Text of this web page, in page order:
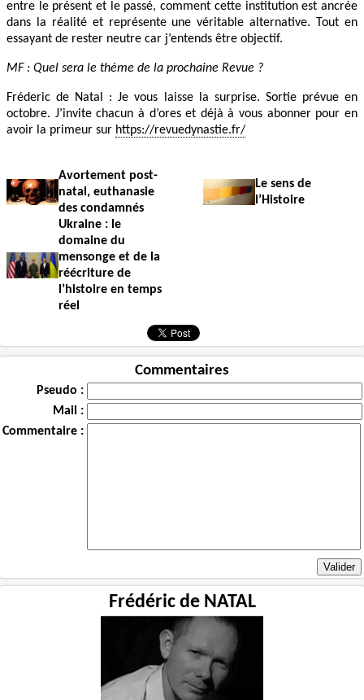
entre le présent et le passé, comment cette institution est ancrée
dans la réalité et représente une véritable alternative. Tout en
essayant de rester neutre car j’entends être objectif.
MF : Quel sera le thème de la prochaine Revue ?
Fréderic de Natal : Je vous laisse la surprise. Sortie prévue en
octobre. J’invite chacun à d’ores et déjà à vous abonner pour en
avoir la primeur sur https://revuedynastie.fr/
Avortement post-
natal, euthanasie
des condamnés
Le sens de
l’Histoire
Ukraine : le
domaine du
mensonge et de la
réécriture de
l’histoire en temps
réel
Commentaires
Pseudo :
Mail :
Commentaire :
Frédéric de NATAL